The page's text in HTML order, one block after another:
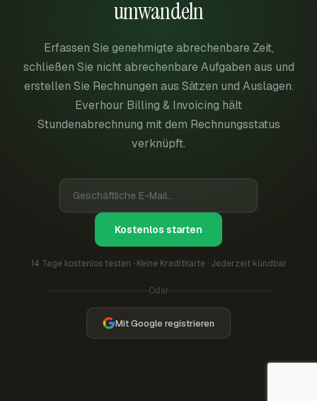
umwandeln
Erfassen Sie genehmigte abrechenbare Zeit,
schließen Sie nicht abrechenbare Aufgaben aus und
erstellen Sie Rechnungen aus Sätzen und Auslagen.
Everhour Billing & Invoicing hält
Stundenabrechnung mit dem Rechnungsstatus
verknüpft.
Kostenlos starten
14 Tage kostenlos testen · Keine Kreditkarte · Jederzeit kündbar
Oder
Mit Google registrieren